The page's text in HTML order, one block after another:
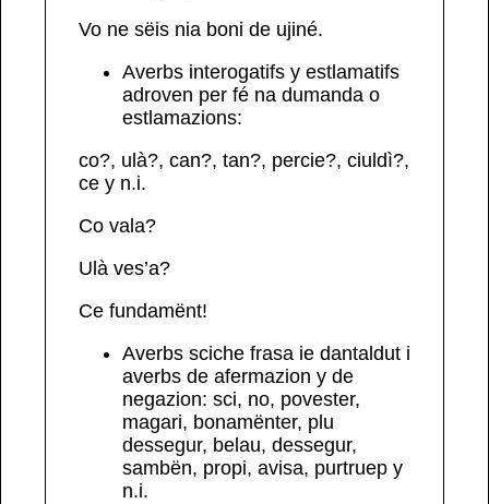
Vo ne sëis nia boni de ujiné.
Averbs interogatifs y estlamatifs
adroven per fé na dumanda o
estlamazions:
co?, ulà?, can?, tan?, percie?, ciuldì?,
ce y n.i.
Co vala?
Ulà ves’a?
Ce fundamënt!
Averbs sciche frasa ie dantaldut i
averbs de afermazion y de
negazion: sci, no, povester,
magari, bonamënter, plu
dessegur, belau, dessegur,
sambën, propi, avisa, purtruep y
n.i.